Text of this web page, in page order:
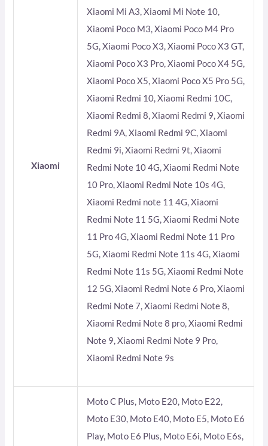
Xiaomi
Xiaomi Mi A3, Xiaomi Mi Note 10,
Xiaomi Poco M3, Xiaomi Poco M4 Pro
5G, Xiaomi Poco X3, Xiaomi Poco X3 GT,
Xiaomi Poco X3 Pro, Xiaomi Poco X4 5G,
Xiaomi Poco X5, Xiaomi Poco X5 Pro 5G,
Xiaomi Redmi 10, Xiaomi Redmi 10C,
Xiaomi Redmi 8, Xiaomi Redmi 9, Xiaomi
Redmi 9A, Xiaomi Redmi 9C, Xiaomi
Redmi 9i, Xiaomi Redmi 9t, Xiaomi
Redmi Note 10 4G, Xiaomi Redmi Note
10 Pro, Xiaomi Redmi Note 10s 4G,
Xiaomi Redmi note 11 4G, Xiaomi
Redmi Note 11 5G, Xiaomi Redmi Note
11 Pro 4G, Xiaomi Redmi Note 11 Pro
5G, Xiaomi Redmi Note 11s 4G, Xiaomi
Redmi Note 11s 5G, Xiaomi Redmi Note
12 5G, Xiaomi Redmi Note 6 Pro, Xiaomi
Redmi Note 7, Xiaomi Redmi Note 8,
Xiaomi Redmi Note 8 pro, Xiaomi Redmi
Note 9, Xiaomi Redmi Note 9 Pro,
Xiaomi Redmi Note 9s
Moto C Plus, Moto E20, Moto E22,
Moto E30, Moto E40, Moto E5, Moto E6
Play, Moto E6 Plus, Moto E6i, Moto E6s,